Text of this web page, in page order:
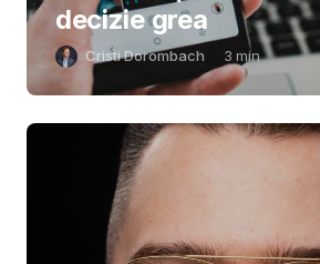
decizie grea
Cristi Dorombach 3 min